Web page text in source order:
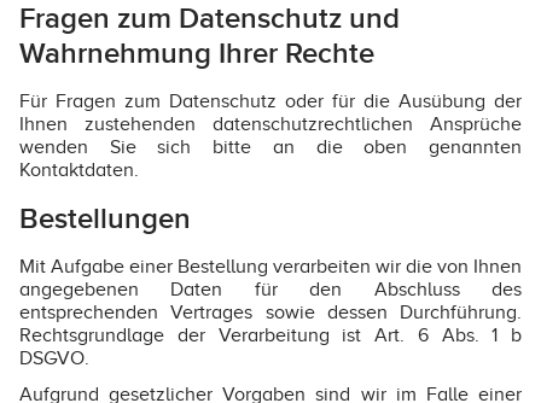
Fragen zum Datenschutz und
Wahrnehmung Ihrer Rechte
Für Fragen zum Datenschutz oder für die Ausübung der
Ihnen zustehenden datenschutzrechtlichen Ansprüche
wenden Sie sich bitte an die oben genannten
Kontaktdaten.
Bestellungen
Mit Aufgabe einer Bestellung verarbeiten wir die von Ihnen
angegebenen Daten für den Abschluss des
entsprechenden Vertrages sowie dessen Durchführung.
Rechtsgrundlage der Verarbeitung ist Art. 6 Abs. 1 b
DSGVO.
Aufgrund gesetzlicher Vorgaben sind wir im Falle einer